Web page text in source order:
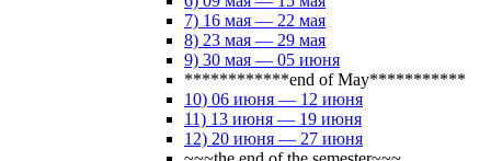
7) 16 мая — 22 мая
8) 23 мая — 29 мая
9) 30 мая — 05 июня
************end of May***********
10) 06 июня — 12 июня
11) 13 июня — 19 июня
12) 20 июня — 27 июня